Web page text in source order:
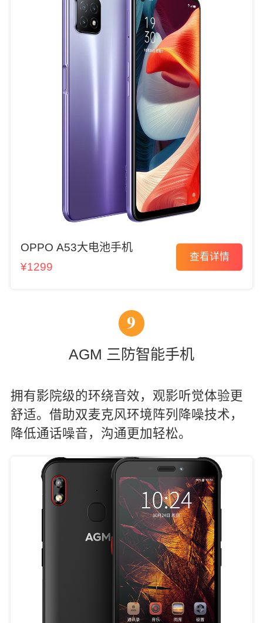
OPPO A53大电池手机
¥1299
查看详情
9
AGM 三防智能手机
拥有影院级的环绕音效，观影听觉体验更
舒适。借助双麦克风环境阵列降噪技术，
降低通话噪音，沟通更加轻松。